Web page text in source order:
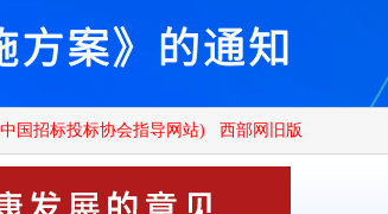
国招标投标协会指导网站) 西部网旧版
业有限公司
成套设备有限公司
山工程有限公司
大招标代理有限公司